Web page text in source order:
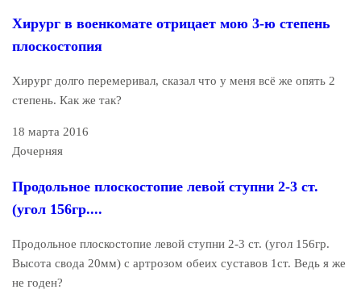
Хирург в военкомате отрицает мою 3-ю степень
плоскостопия
Хирург долго перемеривал, сказал что у меня всё же опять 2
степень. Как же так?
18 марта 2016
Дочерняя
Продольное плоскостопие левой ступни 2-3 ст.
(угол 156гр....
Продольное плоскостопие левой ступни 2-3 ст. (угол 156гр.
Высота свода 20мм) с артрозом обеих суставов 1ст. Ведь я же
не годен?